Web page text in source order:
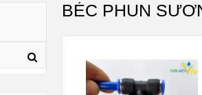
BÉC PHUN